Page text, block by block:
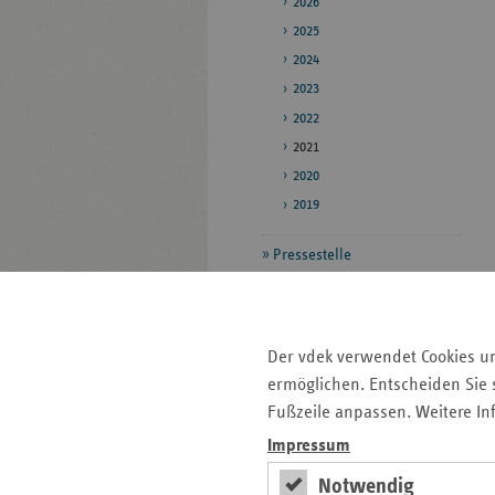
Der vdek verwendet Cookies
ermöglichen. Entscheiden
Fußzeile anpassen. Weitere
Impressum
Notwendig
2025
2024
2023
2022
2021
2020
2019
Pressestelle
Gesundheitswesen
Veröffentlichungen
Seitenleiste
Auf einen Blick